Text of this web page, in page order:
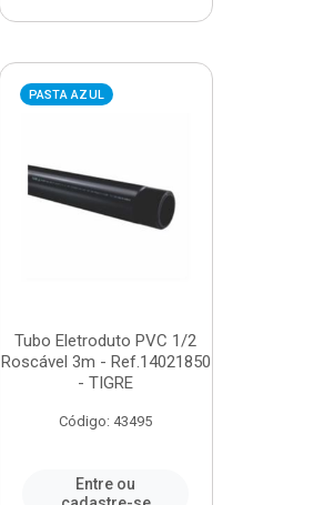
PASTA AZUL
Tubo Eletroduto PVC 1/2
Roscável 3m - Ref.14021850
- TIGRE
Código: 43495
Entre ou